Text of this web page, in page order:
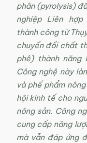
phân (pyrolysis)
nghiệp Liên
thành công từ
chuyển đổi chất
phê) thành năng
Công nghệ này
và phế phẩm
hội kinh tế cho
nông sản. Công
cung cấp năng
mà vẫn đáp ứng